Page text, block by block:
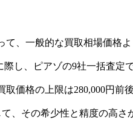
、一般的な買取相場価格
し、ピアゾの9社一括査
価格の上限は280,000円前
、その希少性と精度の高